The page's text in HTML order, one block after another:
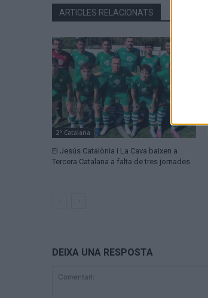
ARTICLES RELACIONATS
2ª Catalana
El Jesús Catalònia i La Cava baixen a
Tercera Catalana a falta de tres jornades
DEIXA UNA RESPOSTA